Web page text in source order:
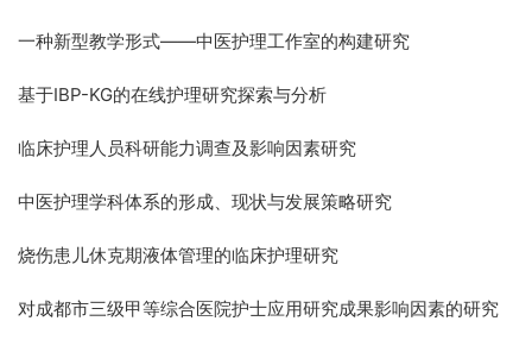
一种新型教学形式——中医护理工作室的构建研究
基于IBP-KG的在线护理研究探索与分析
临床护理人员科研能力调查及影响因素研究
中医护理学科体系的形成、现状与发展策略研究
烧伤患儿休克期液体管理的临床护理研究
对成都市三级甲等综合医院护士应用研究成果影响因素的研究